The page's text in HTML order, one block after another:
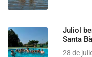
Juliol
Santa
28 de